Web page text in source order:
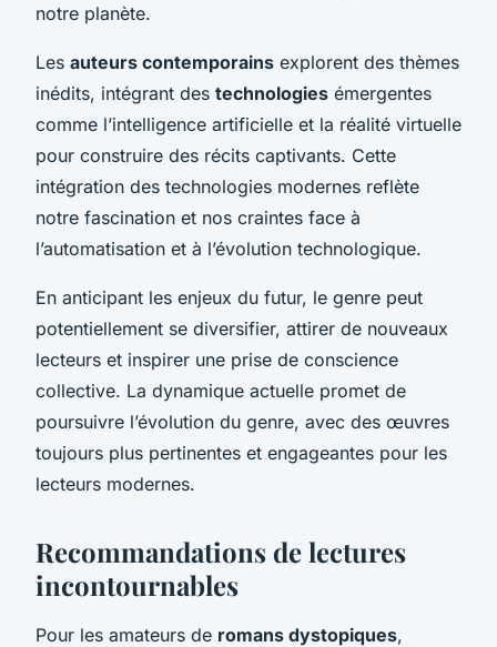
notre planète.
Les auteurs contemporains explorent des thèmes
inédits, intégrant des technologies émergentes
comme l’intelligence artificielle et la réalité virtuelle
pour construire des récits captivants. Cette
intégration des technologies modernes reflète
notre fascination et nos craintes face à
l’automatisation et à l’évolution technologique.
En anticipant les enjeux du futur, le genre peut
potentiellement se diversifier, attirer de nouveaux
lecteurs et inspirer une prise de conscience
collective. La dynamique actuelle promet de
poursuivre l’évolution du genre, avec des œuvres
toujours plus pertinentes et engageantes pour les
lecteurs modernes.
Recommandations de lectures
incontournables
Pour les amateurs de romans dystopiques,